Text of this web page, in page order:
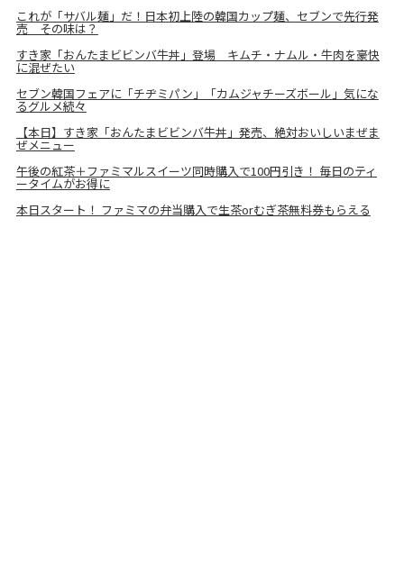
これが「サバル麺」だ！日本初上陸の韓国カップ麺、セブンで先行発
売 その味は？
すき家「おんたまビビンバ牛丼」登場 キムチ・ナムル・牛肉を豪快
に混ぜたい
セブン韓国フェアに「チヂミパン」「カムジャチーズボール」気にな
るグルメ続々
【本日】すき家「おんたまビビンバ牛丼」発売、絶対おいしいまぜま
ぜメニュー
午後の紅茶＋ファミマルスイーツ同時購入で100円引き！ 毎日のティ
ータイムがお得に
本日スタート！ ファミマの弁当購入で生茶orむぎ茶無料券もらえる